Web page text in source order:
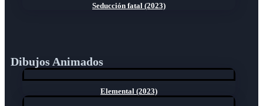
Seducción fatal (2023)
Dibujos Animados
Elemental (2023)